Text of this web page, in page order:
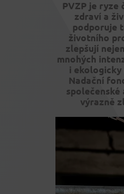
PVZP je ryze
zdraví a
podporuje
životního
zlepšují
mnohých
i
Nadační
společenské
výrazně